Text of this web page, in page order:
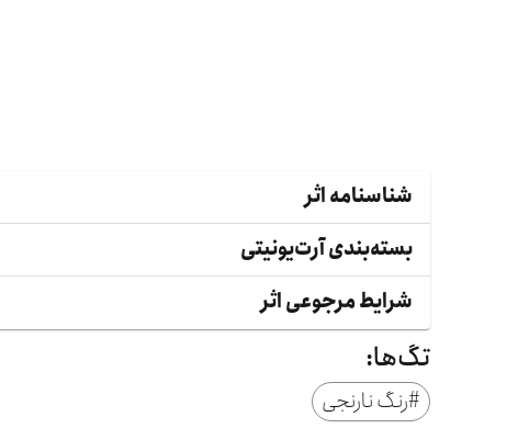
شناسنامه اثر
بسته‌بندی آرت‌یونیتی
شرایط مرجوعی اثر
تگ‌ها:
#رنگ نارنجی